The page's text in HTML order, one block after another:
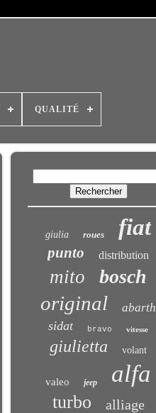
QUALITÉ
giulia roues fiat
punto distribution
mito bosch
original abarth
sidat bravo vitesse
giulietta volant
valeo jeep alfa
turbo alliage